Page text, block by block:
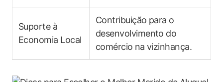
Suporte à
Economia Local
Contribuição‍ para o
desenvolvimento do
comércio⁣ na vizinhança.